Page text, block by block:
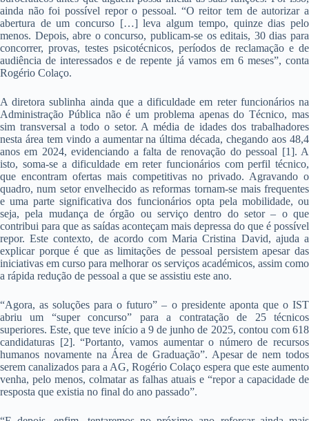
ainda não foi possível repor o pessoal. “O reitor tem de autorizar a
abertura de um concurso […] leva algum tempo, quinze dias pelo
menos. Depois, abre o concurso, publicam-se os editais, 30 dias para
concorrer, provas, testes psicotécnicos, períodos de reclamação e de
audiência de interessados e de repente já vamos em 6 meses”, conta
Rogério Colaço.
A diretora sublinha ainda que a dificuldade em reter funcionários na
Administração Pública não é um problema apenas do Técnico, mas
sim transversal a todo o setor. A média de idades dos trabalhadores
nesta área tem vindo a aumentar na última década, chegando aos 48,4
anos em 2024, evidenciando a falta de renovação do pessoal [1]. A
isto, soma-se a dificuldade em reter funcionários com perfil técnico,
que encontram ofertas mais competitivas no privado. Agravando o
quadro, num setor envelhecido as reformas tornam-se mais frequentes
e uma parte significativa dos funcionários opta pela mobilidade, ou
seja, pela mudança de órgão ou serviço dentro do setor – o que
contribui para que as saídas aconteçam mais depressa do que é possível
repor. Este contexto, de acordo com Maria Cristina David, ajuda a
explicar porque é que as limitações de pessoal persistem apesar das
iniciativas em curso para melhorar os serviços académicos, assim como
a rápida redução de pessoal a que se assistiu este ano.
“Agora, as soluções para o futuro” – o presidente aponta que o IST
abriu um “super concurso” para a contratação de 25 técnicos
superiores. Este, que teve início a 9 de junho de 2025, contou com 618
candidaturas [2]. “Portanto, vamos aumentar o número de recursos
humanos novamente na Área de Graduação”. Apesar de nem todos
serem canalizados para a AG, Rogério Colaço espera que este aumento
venha, pelo menos, colmatar as falhas atuais e “repor a capacidade de
resposta que existia no final do ano passado”.